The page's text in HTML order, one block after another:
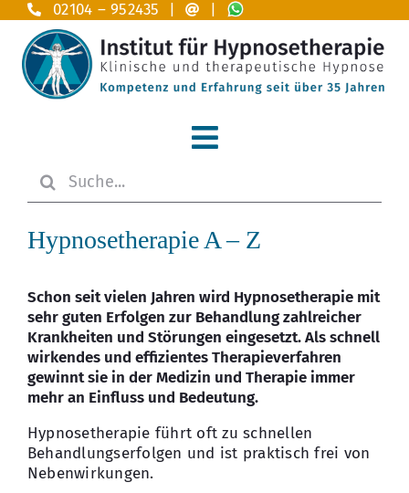
Zum
Inhalt
springen
02104 – 952435 |
Toggle
Home
Hypnosetherapie
Anwendungsgebiete A – Z
Das Institut
Ausbildung
Kontakt
Suche
nach:
Hypnosetherapie A – Z
Schon seit vielen Jahren wird Hypnosetherapie mit
sehr guten Erfolgen zur Behandlung zahlreicher
Krankheiten und Störungen eingesetzt. Als schnell
wirkendes und effizientes Therapieverfahren
gewinnt sie in der Medizin und Therapie immer
mehr an Einfluss und Bedeutung.
Hypnosetherapie führt oft zu schnellen
Behandlungserfolgen und ist praktisch frei von
Nebenwirkungen.